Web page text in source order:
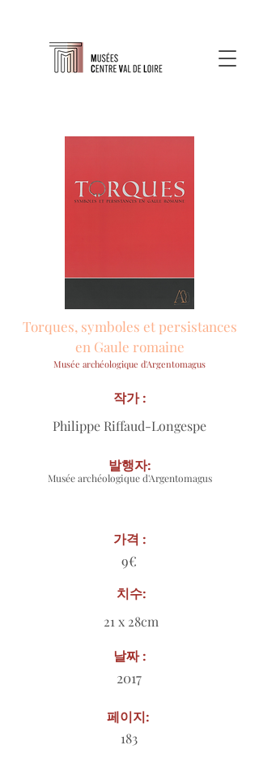
Torques, symboles et persistances
en Gaule romaine
Musée archéologique d'Argentomagus
Philippe Riffaud-Longespe
작가 :
Musée archéologique d'Argentomagus
발행자:
가격 :
9€
치수:
21 x 28cm
날짜 :
2017
페이지:
183